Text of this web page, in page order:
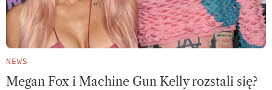
NEWS
Megan Fox i Machine Gun Kelly rozstali się?